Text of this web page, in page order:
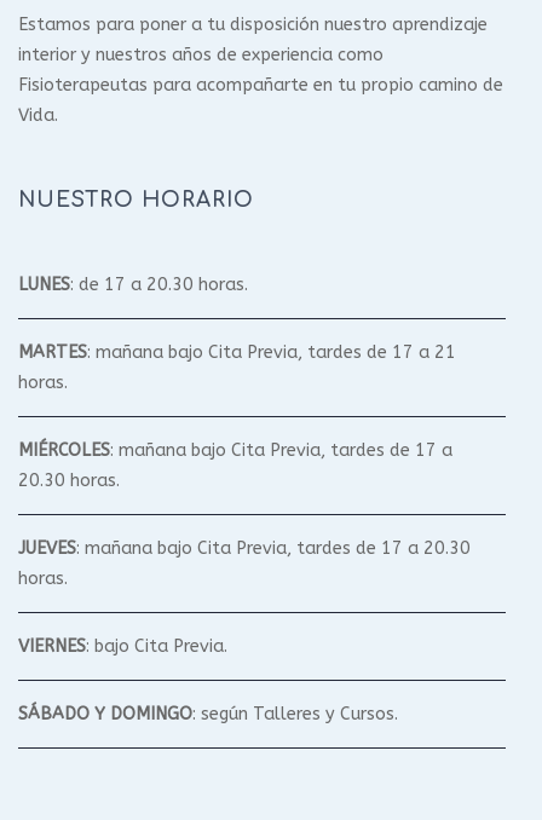
Estamos para poner a tu disposición nuestro aprendizaje
interior y nuestros años de experiencia como
Fisioterapeutas para acompañarte en tu propio camino de
Vida.
NUESTRO HORARIO
LUNES: de 17 a 20.30 horas.
MARTES: mañana bajo Cita Previa, tardes de 17 a 21
horas.
MIÉRCOLES: mañana bajo Cita Previa, tardes de 17 a
20.30 horas.
JUEVES: mañana bajo Cita Previa, tardes de 17 a 20.30
horas.
VIERNES: bajo Cita Previa.
SÁBADO Y DOMINGO: según Talleres y Cursos.